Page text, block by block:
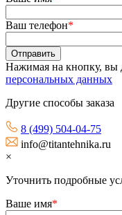
Ваш телефон*
Нажимая на кнопку, вы
персональных данных
Другие способы заказа
8 (499) 504-04-75
info@titantehnika.ru
×
Уточнить подробные
Ваше имя*